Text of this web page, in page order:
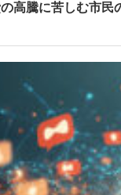
高騰に苦しむ市